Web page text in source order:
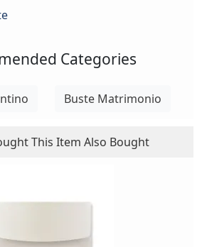
Categories
Buste Matrimonio
This Item Also Bought